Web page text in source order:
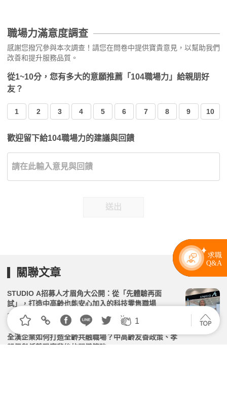
職場力滿意度調查
感謝您撥冗參與本次調查！請您在問卷中提供寶貴意見，以幫助我們
改善和提升服務品質。
從1~10分，您有多大的意願推薦「104職場力」給親朋好
友？
1 2 3 4 5 6 7 8 9 10
歡迎留下給104職場力的建議與回饋
送出
1
關聯文章
STUDIO A招募人才眉角大公開：從「先體驗再面
試」，打造中高齡也能安心加入的科技零售職場
2026.05.06 | 104小編 | 1333觀看數
全漢企業如何打造全齡共融職場？中高齡友善政策、孝
親假與低離職率背後的關鍵策略